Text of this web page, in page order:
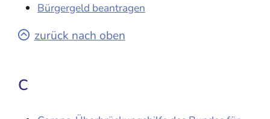
Bürgergeld beantragen
zurück nach oben
C